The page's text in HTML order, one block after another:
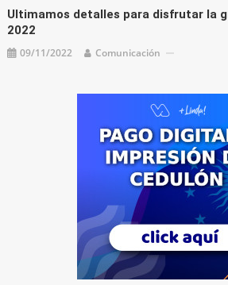
Ultimamos detalles para disfrutar la
2022
09/11/2022 Comunicación